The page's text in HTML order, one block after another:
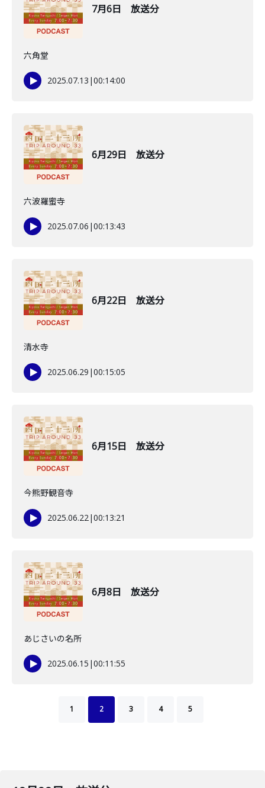
7月6日 放送分
六角堂
2025.07.13 |00:14:00
6月29日 放送分
六波羅蜜寺
2025.07.06 |00:13:43
6月22日 放送分
清水寺
2025.06.29 |00:15:05
6月15日 放送分
今熊野観音寺
2025.06.22|00:13:21
6月8日 放送分
あじさいの名所
2025.06.15 |00:11:55
1 2 3 4 5